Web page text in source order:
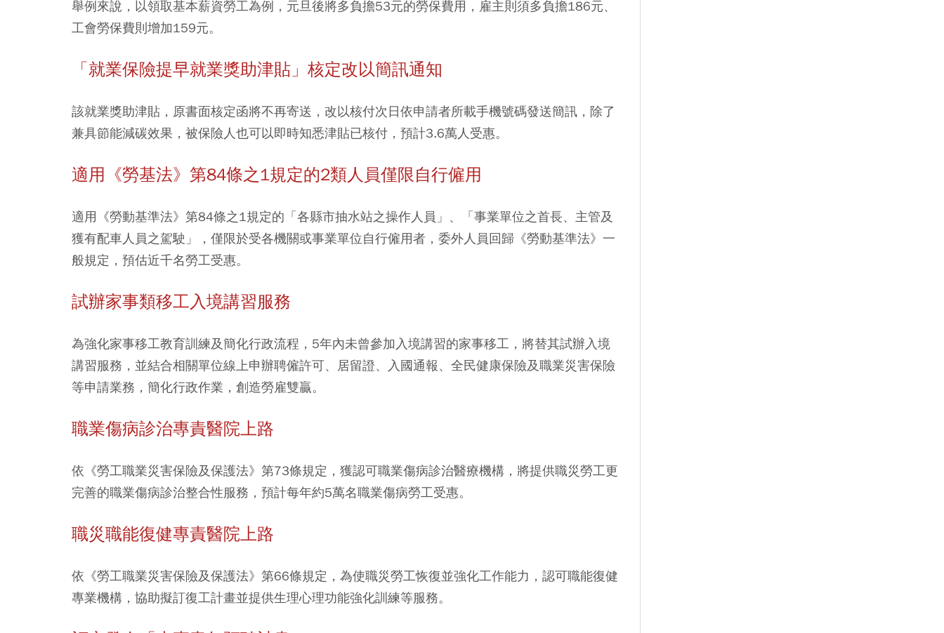
舉例來說，以領取基本薪資勞工為例，元旦後將多負擔53元的勞保費用，雇主則須多負擔186元、
工會勞保費則增加159元。
「就業保險提早就業獎助津貼」核定改以簡訊通知
該就業獎助津貼，原書面核定函將不再寄送，改以核付次日依申請者所載手機號碼發送簡訊，除了
兼具節能減碳效果，被保險人也可以即時知悉津貼已核付，預計3.6萬人受惠。
適用《勞基法》第84條之1規定的2類人員僅限自行僱用
適用《勞動基準法》第84條之1規定的「各縣市抽水站之操作人員」、「事業單位之首長、主管及
獲有配車人員之駕駛」，僅限於受各機關或事業單位自行僱用者，委外人員回歸《勞動基準法》一
般規定，預估近千名勞工受惠。
試辦家事類移工入境講習服務
為強化家事移工教育訓練及簡化行政流程，5年內未曾參加入境講習的家事移工，將替其試辦入境
講習服務，並結合相關單位線上申辦聘僱許可、居留證、入國通報、全民健康保險及職業災害保險
等申請業務，簡化行政作業，創造勞雇雙贏。
職業傷病診治專責醫院上路
依《勞工職業災害保險及保護法》第73條規定，獲認可職業傷病診治醫療機構，將提供職災勞工更
完善的職業傷病診治整合性服務，預計每年約5萬名職業傷病勞工受惠。
職災職能復健專責醫院上路
依《勞工職業災害保險及保護法》第66條規定，為使職災勞工恢復並強化工作能力，認可職能復健
專業機構，協助擬訂復工計畫並提供生理心理功能強化訓練等服務。